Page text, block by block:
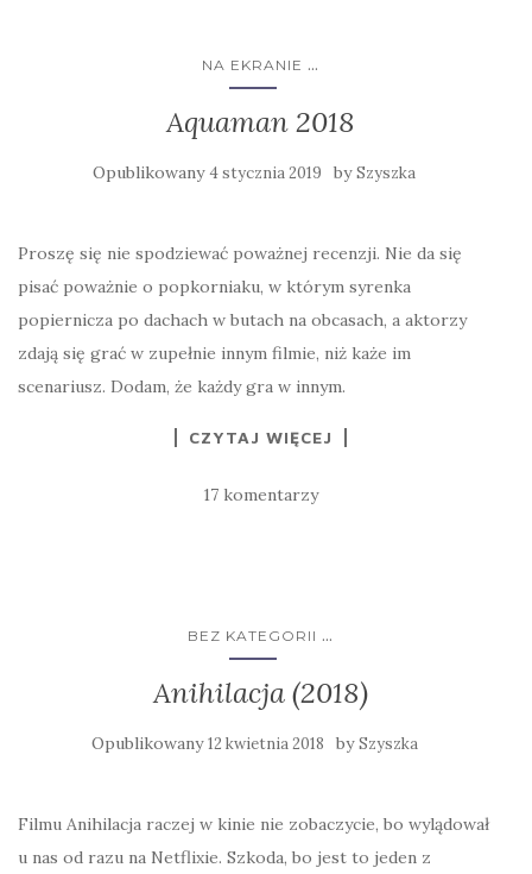
NA EKRANIE ...
Aquaman 2018
Opublikowany4 stycznia 2019 bySzyszka
Proszę się nie spodziewać poważnej recenzji. Nie da się
pisać poważnie o popkorniaku, w którym syrenka
popiernicza po dachach w butach na obcasach, a aktorzy
zdają się grać w zupełnie innym filmie, niż każe im
scenariusz. Dodam, że każdy gra w innym.
CZYTAJ WIĘCEJ
17 komentarzy
BEZ KATEGORII ...
Anihilacja (2018)
Opublikowany12 kwietnia 2018 bySzyszka
Filmu Anihilacja raczej w kinie nie zobaczycie, bo wylądował
u nas od razu na Netflixie. Szkoda, bo jest to jeden z